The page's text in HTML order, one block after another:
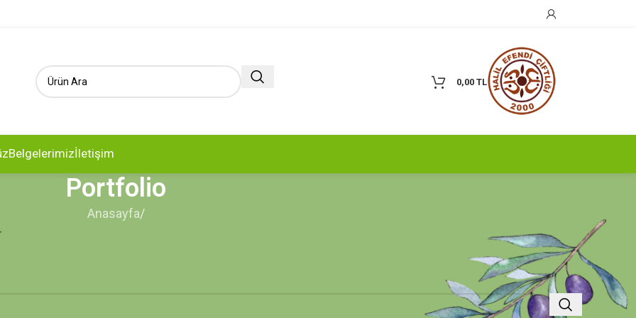
0,00 TL
Belgelerimizİletişim
Portfolio
Anasayfa/
help find a related post.